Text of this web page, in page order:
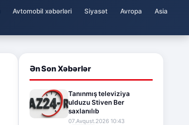
Avtomobil xəbərləri Siyasət Avropa
Asia
Ən Son Xəbərlər
Tanınmış televiziya
ulduzu Stiven Ber
saxlanılıb
07.Avqust.2026 10:43